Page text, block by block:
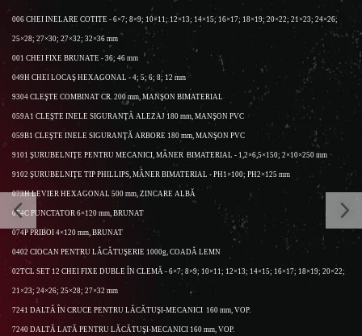
006 CHEI INELARE COTITE - 6×7; 8×9; 10×11; 12×13; 14×15; 16×17; 18×19; 20×22; 21×23; 24×26;
25×28; 27×30; 27×32; 32×36 mm
001 CHEI FIXE BRUNATE - 36; 46 mm
049H CHEI LOCAŞ HEXAGONAL - 4; 5; 6; 8; 12 mm
9304 CLEŞTE COMBINAT CR. 200 mm, MANŞON BIMATERIAL
059A1 CLEŞTE INELE SIGURANŢĂ ALEZAJ 180 mm, MANŞON PVC
059B1 CLEŞTE INELE SIGURANŢĂ ARBORE 180 mm, MANŞON PVC
9101 ŞURUBELNIŢE PENTRU MECANICI, MÂNERBIMATERIAL - 1,2×6,5×150; 2×10×250 mm
9102 ŞURUBELNIŢE TIP PHILLIPS, MÂNER BIMATERIAL - PH1×100; PH2×125 mm
073H LEVIER HEXAGONAL 500 mm, ZINCARE ALBĂ
074C PUNCTATOR 6×120 mm, BRUNAT
074P PRIBOI 4×120 mm, BRUNAT
0402 CIOCAN PENTRU LĂCĂTUŞERIE 1000g, COADĂ LEMN
02TCL SET 12 CHEI FIXE DUBLE ÎN CLEMĂ - 6×7; 8×9; 10×11; 12×13; 14×15; 16×17; 18×19; 20×22;
21×23; 24×26; 25×28; 27×32 mm
7241 DALTĂ ÎN CRUCE PENTRU LĂCĂTUŞI-MECANICI 160 mm, VOP.
7240 DALTĂ LATĂ PENTRU LĂCĂTUŞI-MECANICI 160 mm, VOP.